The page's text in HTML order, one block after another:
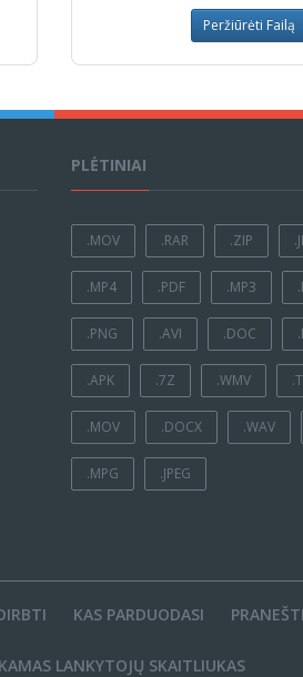
Peržiūrėti Failą
PLĖTINIAI
.MOV .RAR .ZIP
.MP4 .PDF .MP3
.PNG .AVI .DOC
.APK .7Z .WMV
.MOV .DOCX .WAV
.MPG .JPEG
KAS PARDUODASI